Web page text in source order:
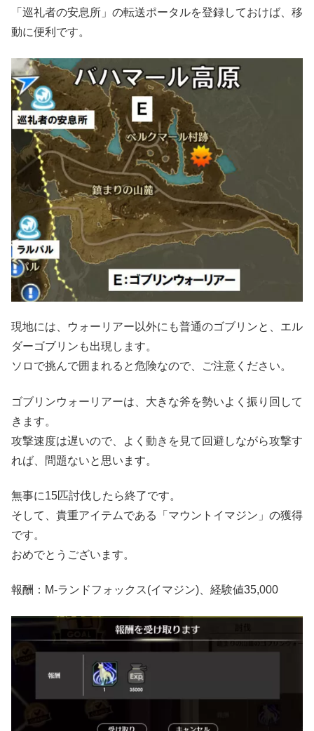
「巡礼者の安息所」の転送ポータルを登録しておけば、移
動に便利です。
現地には、ウォーリアー以外にも普通のゴブリンと、エル
ダーゴブリンも出現します。
ソロで挑んで囲まれると危険なので、ご注意ください。
ゴブリンウォーリアーは、大きな斧を勢いよく振り回して
きます。
攻撃速度は遅いので、よく動きを見て回避しながら攻撃す
れば、問題ないと思います。
無事に15匹討伐したら終了です。
そして、貴重アイテムである「マウントイマジン」の獲得
です。
おめでとうございます。
報酬：M-ランドフォックス(イマジン)、経験値35,000